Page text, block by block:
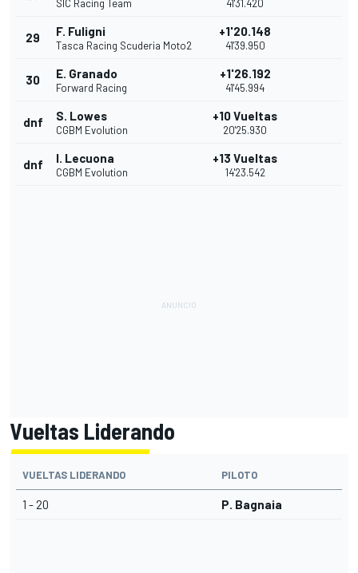
SIC Racing Team 41'31.420
29 F. Fuligni
Tasca Racing Scuderia Moto2
+1'20.148
41'39.950
30 E. Granado
Forward Racing
+1'26.192
41'45.994
dnf S. Lowes
CGBM Evolution
+10 Vueltas
20'25.930
dnf I. Lecuona
CGBM Evolution
+13 Vueltas
14'23.542
Vueltas Liderando
VUELTAS LIDERANDO PILOTO
1 - 20 P. Bagnaia